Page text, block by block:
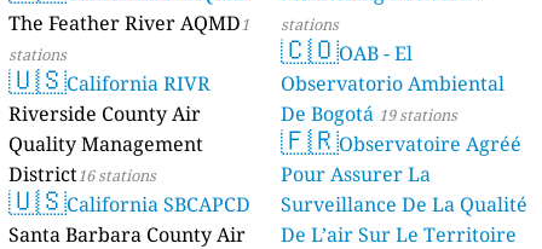
The Feather River AQMD1
stations
🇺🇸California RIVR
Riverside County Air
Quality Management
District16 stations
🇺🇸California SBCAPCD
Santa Barbara County Air
stations
🇨🇴OAB - El
Observatorio Ambiental
De Bogotá 19 stations
🇫🇷Observatoire Agréé
Pour Assurer La
Surveillance De La Qualité
De L’air Sur Le Territoire